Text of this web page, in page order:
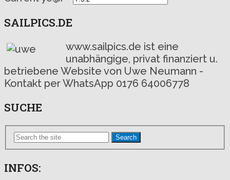
SAILPICS.DE
www.sailpics.de ist eine
unabhängige, privat finanziert u.
betriebene Website von Uwe Neumann -
Kontakt per WhatsApp 0176 64006778
SUCHE
Search
INFOS: